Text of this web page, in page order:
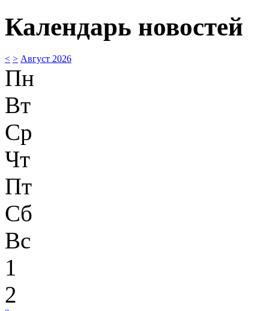
Календарь новостей
< > Август 2026
Пн
Вт
Ср
Чт
Пт
Сб
Вс
1
2